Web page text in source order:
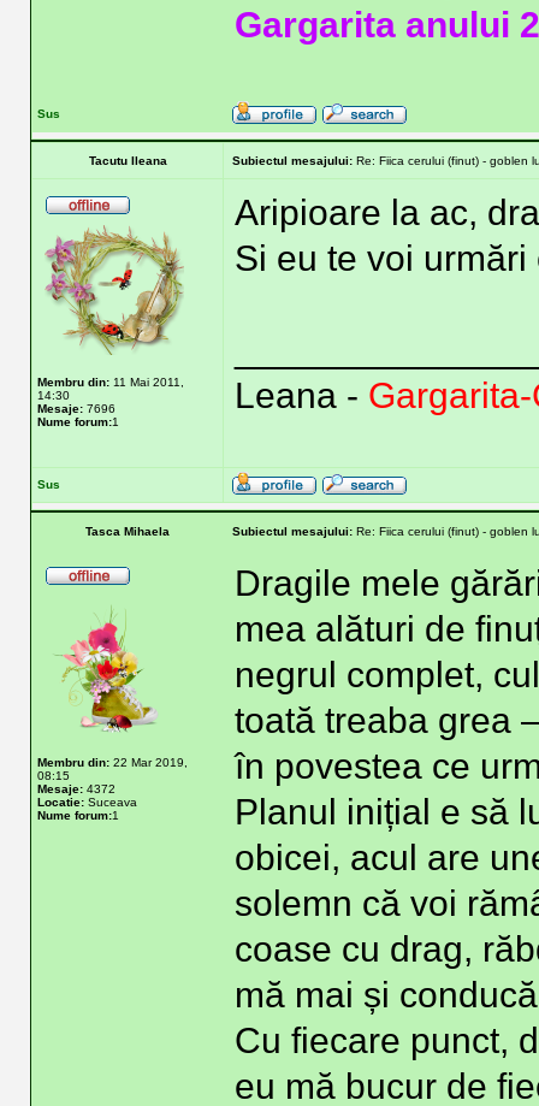
Gargarita anului
Sus
Tacutu Ileana Subiectul mesajului: Re: Fiica cerului (finut) - goblen
Membru din: 11 Mai 2011,
14:30
Mesaje: 7696
Nume forum:1
Aripioare la ac,
Si eu te voi urmări
Leana -
Sus
Tasca Mihaela Subiectul mesajului: Re: Fiica cerului (finut) - goblen
Membru din: 22 Mar 2019,
08:15
Mesaje: 4372
Locatie: Suceava
Nume forum:1
Dragile mele
mea alături de
negrul complet,
toată treaba grea
în povestea ce
Planul inițial e să
obicei, acul are
solemn că voi
coase cu drag,
mă mai și
Cu fiecare punct,
eu mă bucur de